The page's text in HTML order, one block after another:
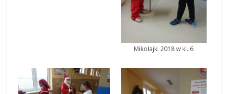
Mikołajki 2018 w kl. 6